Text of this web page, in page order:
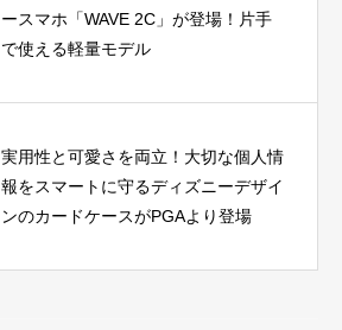
ースマホ「WAVE 2C」が登場！片手
で使える軽量モデル
実用性と可愛さを両立！大切な個人情
報をスマートに守るディズニーデザイ
ンのカードケースがPGAより登場